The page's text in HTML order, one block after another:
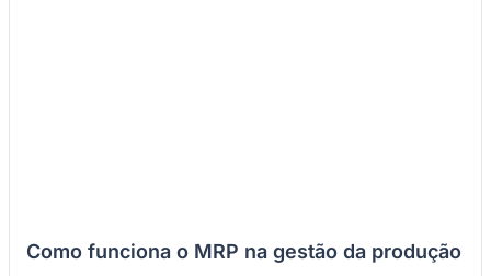
Como funciona o MRP na gestão da produção